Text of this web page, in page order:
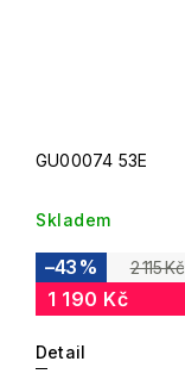
GU00074 53E
Skladem
2 115 Kč
–43 %
1 190 Kč
Detail